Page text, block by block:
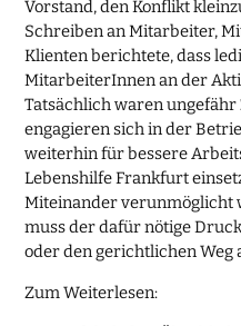
Vorstand, den Konflikt
Schreiben an Mitarbeiter,
Klienten berichtete, dass
MitarbeiterInnen an der
Tatsächlich waren
engagieren sich in der
weiterhin für bessere
Lebenshilfe Frankfurt
Miteinander verunmöglicht
muss der dafür nötige
oder den gerichtlichen Weg
Zum Weiterlesen: